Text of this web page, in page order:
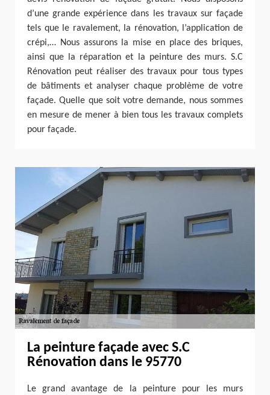
d’une grande expérience dans les travaux sur façade
tels que le ravalement, la rénovation, l’application de
crépi,… Nous assurons la mise en place des briques,
ainsi que la réparation et la peinture des murs. S.C
Rénovation peut réaliser des travaux pour tous types
de bâtiments et analyser chaque problème de votre
façade. Quelle que soit votre demande, nous sommes
en mesure de mener à bien tous les travaux complets
pour façade.
La peinture façade avec S.C
Rénovation dans le 95770
Le grand avantage de la peinture pour les murs